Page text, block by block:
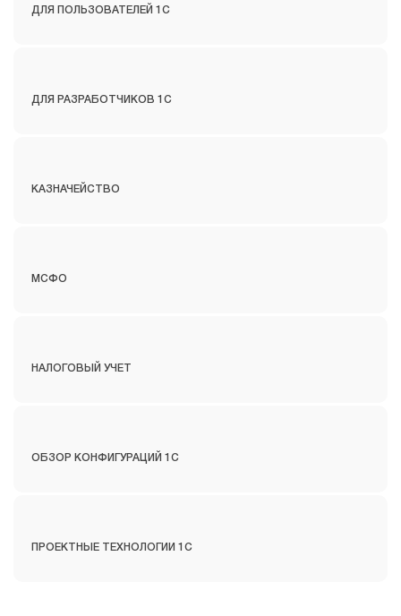
ДЛЯ ПОЛЬЗОВАТЕЛЕЙ 1С
ДЛЯ РАЗРАБОТЧИКОВ 1С
КАЗНАЧЕЙСТВО
МСФО
НАЛОГОВЫЙ УЧЕТ
ОБЗОР КОНФИГУРАЦИЙ 1С
ПРОЕКТНЫЕ ТЕХНОЛОГИИ 1С